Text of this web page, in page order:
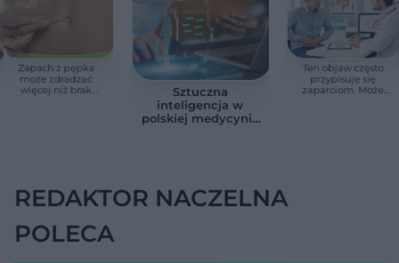
Zapach z pępka
może zdradzać
więcej niż brak
Sztuczna
inteligencja w
polskiej medycynie
Ten objaw często
przypisuje się
zaparciom. Może
REDAKTOR NACZELNA
POLECA